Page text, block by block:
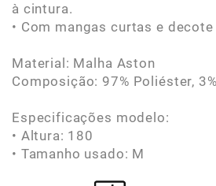
à cintura.
• Com mangas curtas e
Material: Malha Aston
Composição: 97% Poliéster,
Especificações modelo:
• Altura: 180
• Tamanho usado: M